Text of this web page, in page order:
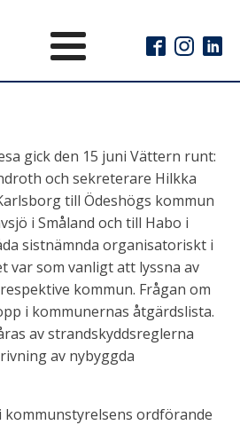
gick den 15 juni Vättern runt:
och sekreterare Hilkka
till Ödeshögs kommun
i Småland och till Habo i
sistnämnda organisatoriskt i
var som vanligt att lyssna av
kommun. Frågan om
i kommunernas åtgärdslista.
av strandskyddsreglerna
av nybyggda
kommunstyrelsens ordförande